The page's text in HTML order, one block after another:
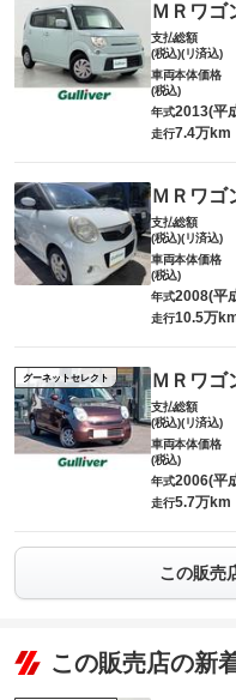
ＭＲワゴ
支払総額
(税込)(リ済込)
車両本体価格
(税込)
年式2013(平
走行7.4万km
ＭＲワゴ
支払総額
(税込)(リ済込)
車両本体価格
(税込)
年式2008(平
走行10.5万
グーネットセレクト ＭＲワゴ
支払総額
(税込)(リ済込)
車両本体価格
(税込)
年式2006(平
走行5.7万km
この販売
この販売店の新